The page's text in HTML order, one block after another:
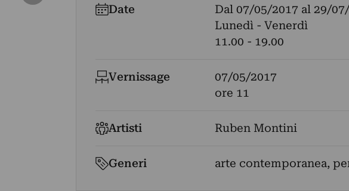
Date Dal 07/05/2017 al 29/
Lunedì - Venerdì
11.00 - 19.00
Vernissage
07/05/2017
ore 11
Artisti Ruben Montini
Generi arte contemporanea,